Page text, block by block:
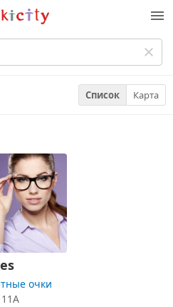
Викисити
Список Карта
очки